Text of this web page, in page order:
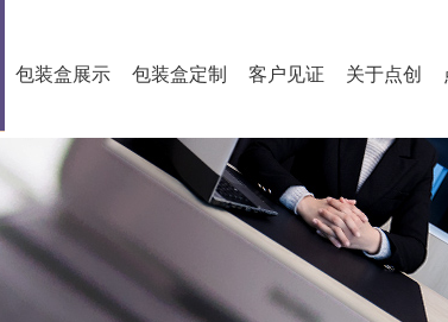
包装盒展示 包装盒定制 客户见证 关于点创